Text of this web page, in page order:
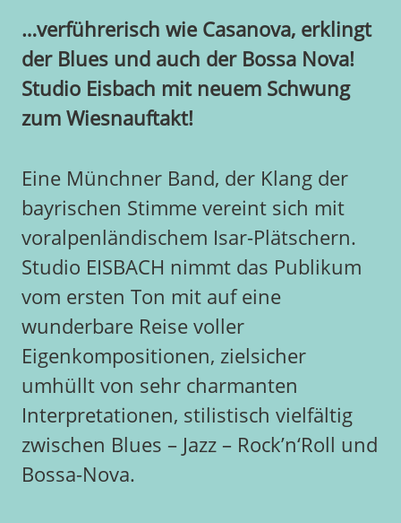
…verführerisch wie Casanova, erklingt
der Blues und auch der Bossa Nova!
Studio Eisbach mit neuem Schwung
zum Wiesnauftakt!
Eine Münchner Band, der Klang der
bayrischen Stimme vereint sich mit
voralpenländischem Isar-Plätschern.
Studio EISBACH nimmt das Publikum
vom ersten Ton mit auf eine
wunderbare Reise voller
Eigenkompositionen, zielsicher
umhüllt von sehr charmanten
Interpretationen, stilistisch vielfältig
zwischen Blues – Jazz – Rock’n‘Roll und
Bossa-Nova.